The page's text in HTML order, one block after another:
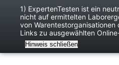
1) ExpertenTesten ist ein
nicht auf ermittelten
von
Links zu ausgewählten
Hinweis schließen